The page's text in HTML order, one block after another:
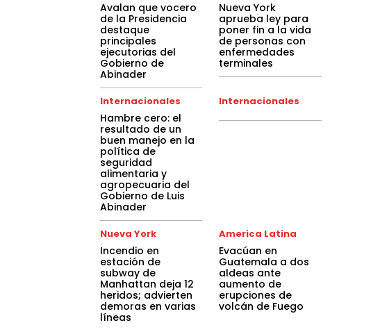
Avalan que vocero
de la Presidencia
destaque
principales
ejecutorias del
Gobierno de
Abinader
Nueva York
aprueba ley para
poner fin a la vida
de personas con
enfermedades
terminales
Internacionales
Hambre cero: el
resultado de un
buen manejo en la
política de
seguridad
alimentaria y
agropecuaria del
Gobierno de Luis
Abinader
Internacionales
Nueva York
Incendio en
estación de
subway de
Manhattan deja 12
heridos; advierten
demoras en varias
líneas
America Latina
Evacúan en
Guatemala a dos
aldeas ante
aumento de
erupciones de
volcán de Fuego